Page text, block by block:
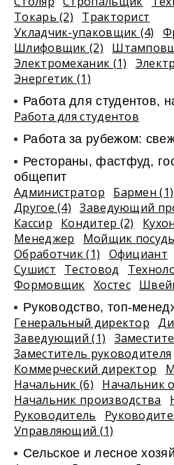
Токарь (2)
Тракторист
Укладчик-упаковщик (4)
Шлифовщик (2)
Электромеханик (1)
Энергетик (1)
Работа для студентов,
Работа для студентов
Работа за рубежом:
Рестораны, фастфуд,
общепит
Администратор Бармен (1)
Другое (4)
Заведующий
Кассир
Кондитер (2)
Менеджер
Мойщик
Обработчик (1)
Официант
Сушист
Тестовод
Формовщик Хостес
Руководство, топ-
Генеральный директор
Заведующий (1)
Заместитель руководителя
Коммерческий директор
Начальник (6)
Начальник
Начальник производства
Руководитель
Управляющий (1)
Сельское и лесное